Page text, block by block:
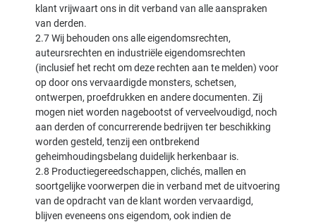
klant vrijwaart ons in dit verband van alle aanspraken
van derden.
2.7 Wij behouden ons alle eigendomsrechten,
auteursrechten en industriële eigendomsrechten
(inclusief het recht om deze rechten aan te melden) voor
op door ons vervaardigde monsters, schetsen,
ontwerpen, proefdrukken en andere documenten. Zij
mogen niet worden nagebootst of verveelvoudigd, noch
aan derden of concurrerende bedrijven ter beschikking
worden gesteld, tenzij een ontbrekend
geheimhoudingsbelang duidelijk herkenbaar is.
2.8 Productiegereedschappen, clichés, mallen en
soortgelijke voorwerpen die in verband met de uitvoering
van de opdracht van de klant worden vervaardigd,
blijven eveneens ons eigendom, ook indien de